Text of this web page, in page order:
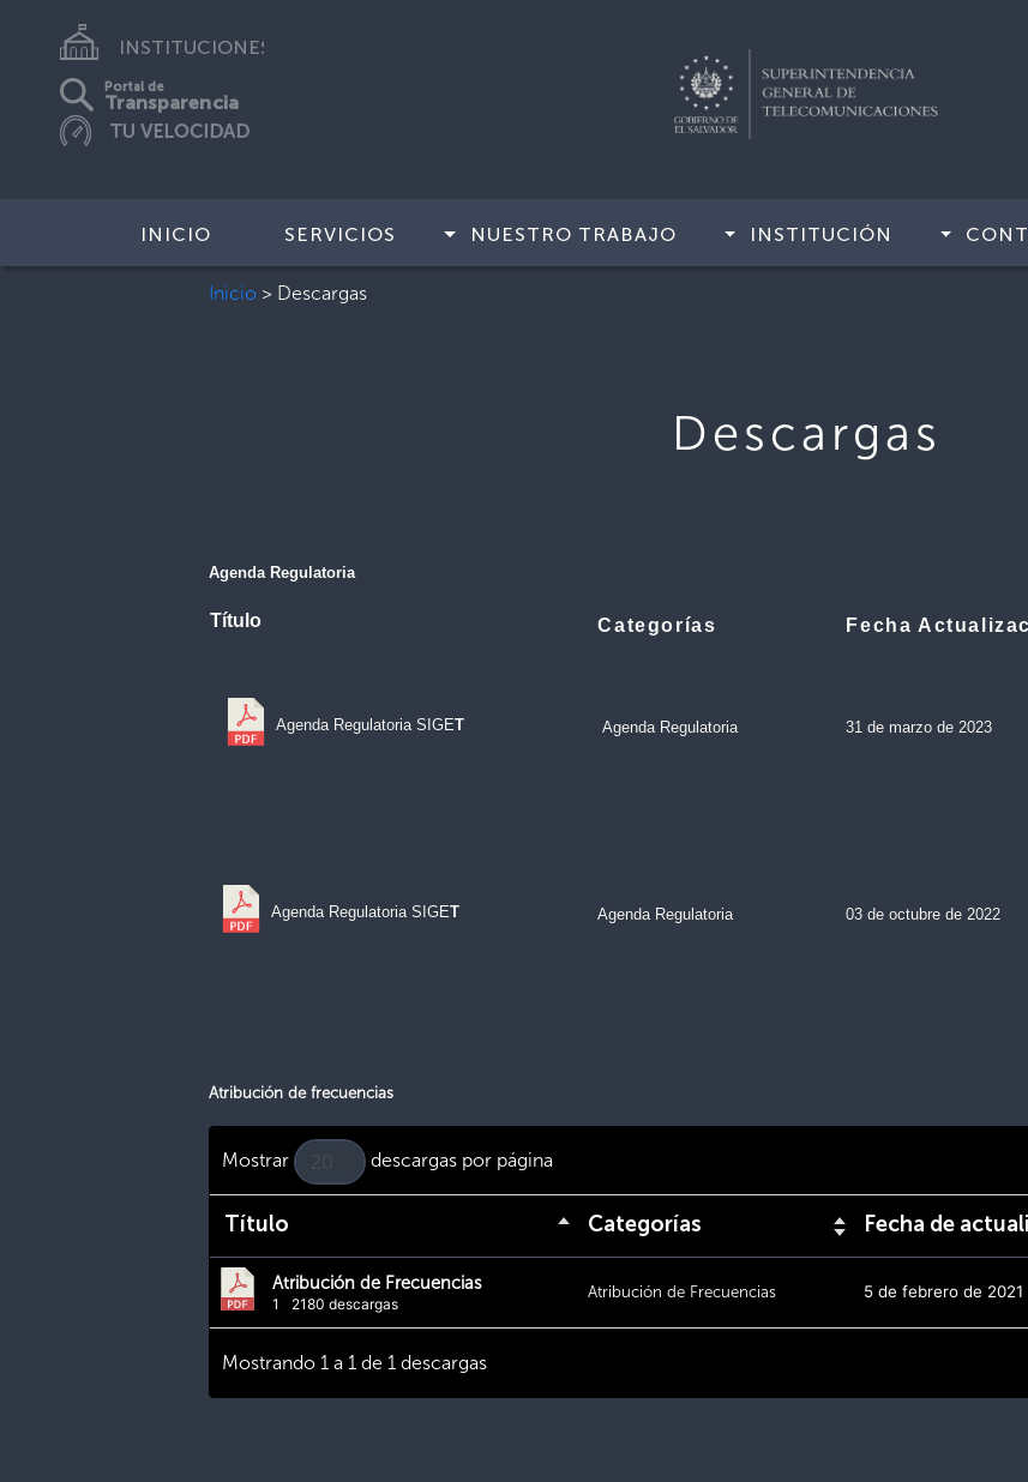
INSTITUCIONES
Portal de
Transparencia
INICIO SERVICIOS NUESTRO TRABAJO INSTITUCIÓN
Inicio > Descargas
Descargas
Agenda Regulatoria
Título Categorías Fecha
Agenda Regulatoria SIGET Agenda Regulatoria 31 de marzo de 2023
Agenda Regulatoria SIGET Agenda Regulatoria 03 de octubre de 2022
Atribución de frecuencias
Mostrar descargas por página
Título Categorías Fecha de
Atribución de Frecuencias
1 2180 descargas
Atribución de Frecuencias 5 de febrero de 2021
Mostrando 1 a 1 de 1 descargas